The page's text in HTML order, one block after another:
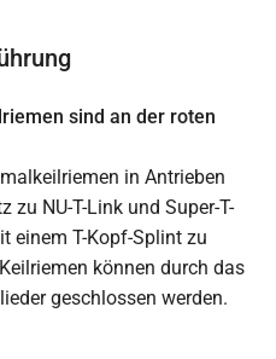
sind an der roten
in Antrieben
zu NU-T-Link und Super-T-
einem T-Kopf-Splint zu
können durch das
geschlossen werden.